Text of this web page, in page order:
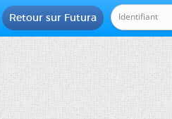
Retour sur Futura